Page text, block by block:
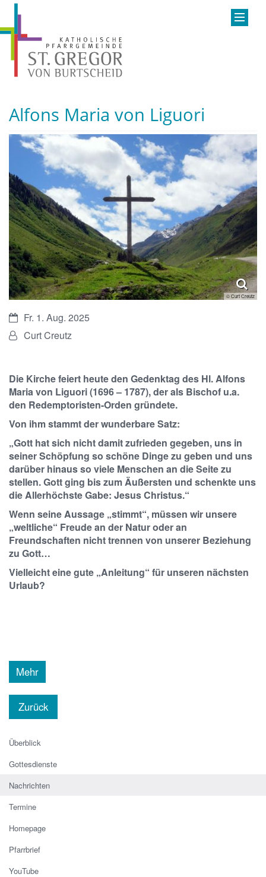
Alfons Maria von Liguori
© Curt Creutz
Datum:Fr. 1. Aug. 2025
Von:Curt Creutz
Die Kirche feiert heute den Gedenktag des Hl. Alfons
Maria von Liguori (1696 – 1787), der als Bischof u.a.
den Redemptoristen-Orden gründete.
Von ihm stammt der wunderbare Satz:
„Gott hat sich nicht damit zufrieden gegeben, uns in
seiner Schöpfung so schöne Dinge zu geben und uns
darüber hinaus so viele Menschen an die Seite zu
stellen. Gott ging bis zum Äußersten und schenkte uns
die Allerhöchste Gabe: Jesus Christus.“
Wenn seine Aussage „stimmt“, müssen wir unsere
„weltliche“ Freude an der Natur oder an
Freundschaften nicht trennen von unserer Beziehung
zu Gott…
Vielleicht eine gute „Anleitung“ für unseren nächsten
Urlaub?
Mehr
Zurück
Überblick
Gottesdienste
Nachrichten
Termine
Homepage
Pfarrbrief
YouTube